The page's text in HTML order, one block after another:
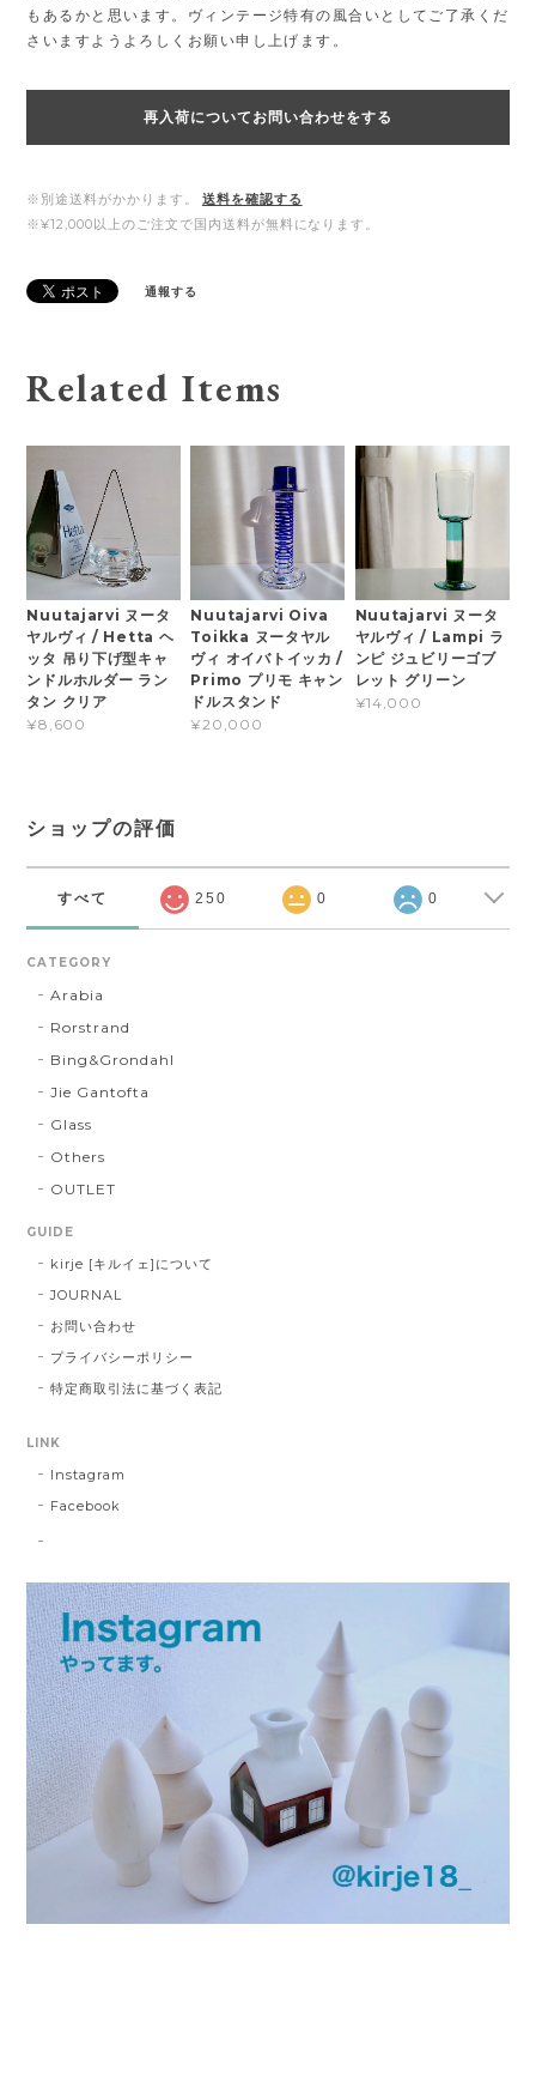
もあるかと思います。ヴィンテージ特有の風合いとしてご了承くだ
さいますようよろしくお願い申し上げます。
再入荷についてお問い合わせをする
※別途送料がかかります。
送料を確認する
※¥12,000以上のご注文で国内送料が無料になります。
通報する
Related Items
Nuutajarvi ヌータ
ヤルヴィ / Hetta ヘ
ッタ 吊り下げ型キャ
ンドルホルダー ラン
タン クリア
¥8,600
Nuutajarvi Oiva
Toikka ヌータヤル
ヴィ オイバトイッカ /
Primo プリモ キャン
ドルスタンド
¥20,000
Nuutajarvi ヌータ
ヤルヴィ / Lampi ラ
ンピ ジュビリーゴブ
レット グリーン
¥14,000
ショップの評価
すべて 250 0 0
CATEGORY
Arabia
Rorstrand
Bing&Grondahl
Jie Gantofta
Glass
Others
OUTLET
GUIDE
kirje [キルイェ]について
JOURNAL
お問い合わせ
プライバシーポリシー
特定商取引法に基づく表記
LINK
Instagram
Facebook